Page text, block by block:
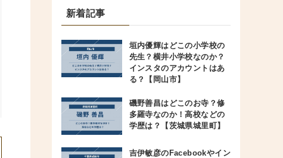
新着記事
垣内優輝はどこの小学校の
先生？横井小学校なのか？
インスタのアカウントはあ
る？【岡山市】
磯野善昌はどこのお寺？修
多羅寺なのか！高校などの
学歴は？【茨城県城里町】
吉伊敏彦のFacebookやイン